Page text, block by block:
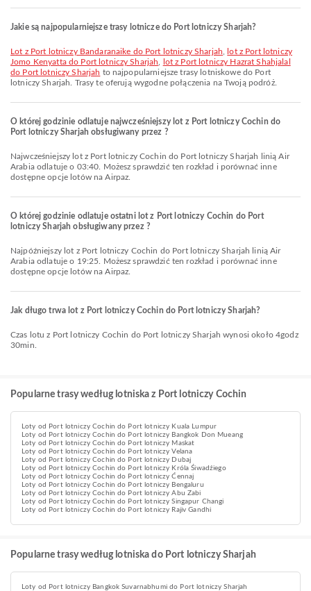
Jakie są najpopularniejsze trasy lotnicze do Port lotniczy Sharjah?
lot z Port lotniczy Bandaranaike do Port lotniczy Sharjah
lot z Port lotniczy
Jomo Kenyatta do Port lotniczy Sharjah
lot z Port lotniczy Hazrat Shahjalal
do Port lotniczy Sharjah to najpopularniejsze trasy lotniskowe do Port
lotniczy Sharjah. Trasy te oferują wygodne połączenia na Twoją podróż.
O której godzinie odlatuje najwcześniejszy lot z Port lotniczy Cochin do
Port lotniczy Sharjah obsługiwany przez ?
Najwcześniejszy lot z Port lotniczy Cochin do Port lotniczy Sharjah linią Air
Arabia odlatuje o 03:40. Możesz sprawdzić ten rozkład i porównać inne
dostępne opcje lotów na Airpaz.
O której godzinie odlatuje ostatni lot z Port lotniczy Cochin do Port
lotniczy Sharjah obsługiwany przez ?
Najpóźniejszy lot z Port lotniczy Cochin do Port lotniczy Sharjah linią Air
Arabia odlatuje o 19:25. Możesz sprawdzić ten rozkład i porównać inne
dostępne opcje lotów na Airpaz.
Jak długo trwa lot z Port lotniczy Cochin do Port lotniczy Sharjah?
Czas lotu z Port lotniczy Cochin do Port lotniczy Sharjah wynosi około 4godz
30min.
Popularne trasy według lotniska z Port lotniczy Cochin
Loty od Port lotniczy Cochin do Port lotniczy Kuala Lumpur
Loty od Port lotniczy Cochin do Port lotniczy Bangkok Don Mueang
Loty od Port lotniczy Cochin do Port lotniczy Maskat
Loty od Port lotniczy Cochin do Port lotniczy Velana
Loty od Port lotniczy Cochin do Port lotniczy Dubaj
Loty od Port lotniczy Cochin do Port lotniczy Króla Śiwadźiego
Loty od Port lotniczy Cochin do Port lotniczy Ćennaj
Loty od Port lotniczy Cochin do Port lotniczy Bengaluru
Loty od Port lotniczy Cochin do Port lotniczy Abu Zabi
Loty od Port lotniczy Cochin do Port lotniczy Singapur Changi
Loty od Port lotniczy Cochin do Port lotniczy Rajiv Gandhi
Popularne trasy według lotniska do Port lotniczy Sharjah
Loty od Port lotniczy Bangkok Suvarnabhumi do Port lotniczy Sharjah